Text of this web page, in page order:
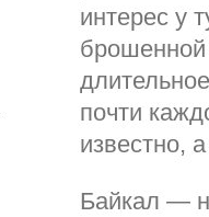
интерес у
брошенной
почти
известно,
Байкал —